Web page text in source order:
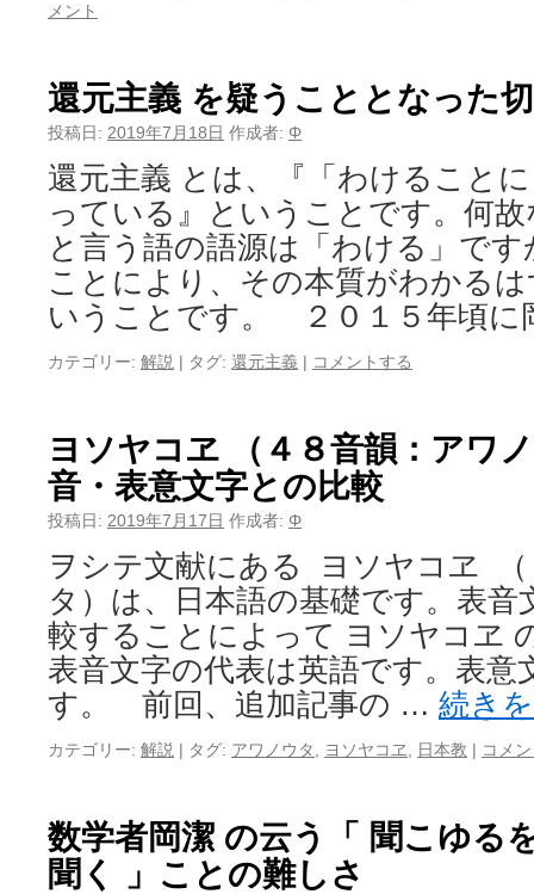
メント
還元主義 を疑うこととなった
投稿日: 2019年7月18日 作成者: Φ
還元主義 とは、『「わけること
っている』ということです。何
と言う語の語源は「わける」で
ことにより、その本質がわかる
いうことです。 ２０１５年頃
カテゴリー: 解説 | タグ: 還元主義 | コメントする
ヨソヤコヱ （４８音韻：アワ
音・表意文字との比較
投稿日: 2019年7月17日 作成者: Φ
ヲシテ文献にある ヨソヤコヱ （
タ）は、日本語の基礎です。表音
較することによって ヨソヤコヱ
表音文字の代表は英語です。表意
す。 前回、追加記事の … 続き
カテゴリー: 解説 | タグ: アワノウタ ヨソヤコヱ 日本教 | コメ
数学者岡潔 の云う「 聞こゆる
聞く 」ことの難しさ